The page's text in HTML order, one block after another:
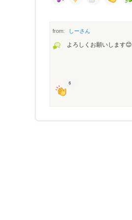
from: しーさん
よろしくお願いします😊
6